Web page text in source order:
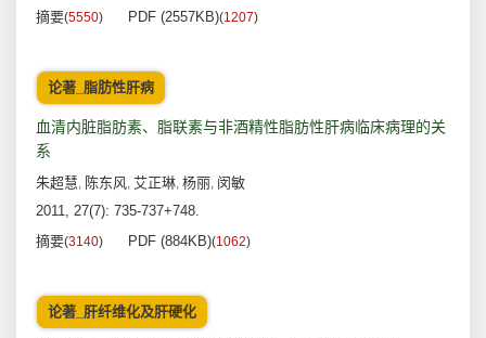
摘要(5550) PDF (2557KB)(1207)
论著_脂肪性肝病
血清内脏脂肪素、脂联素与非酒精性脂肪性肝病临床病理的关
系
朱超慧, 陈东风, 艾正琳, 杨丽, 闵敏
2011, 27(7): 735-737+748.
摘要(3140) PDF (884KB)(1062)
论著_肝纤维化及肝硬化